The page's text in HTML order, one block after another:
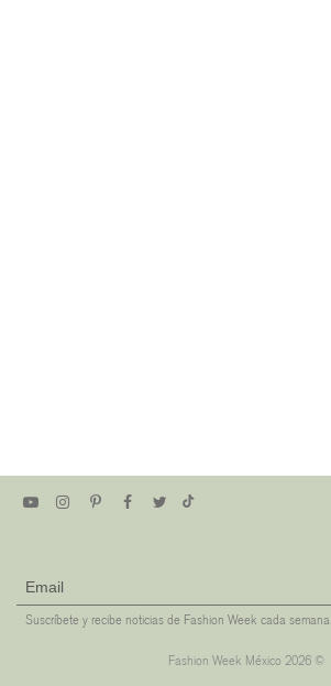
Suscríbete y recibe noticias de Fashion Week cada semana
Fashion Week México 2026 ©